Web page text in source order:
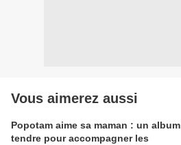
Vous aimerez aussi
Popotam aime sa maman : un album
tendre pour accompagner les